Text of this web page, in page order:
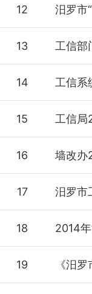
12 汨罗市
13 工信部
14 工信系
15 工信局
16 墙改办
17 汨罗市
18 2014
19